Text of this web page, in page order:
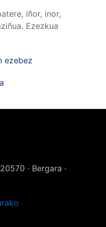
iñor, inor,
Ezezkua
ezebez
· Bergara ·